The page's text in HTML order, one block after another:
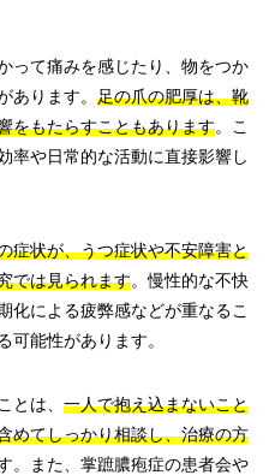
って痛みを感じたり、物をつか
あります。 足の爪の肥厚は、靴
をもたらすこともあります。こ
率や日常的な活動に直接影響し
症状が、うつ症状や不安障害と
では見られます。慢性的な不快
化による疲弊感などが重なるこ
可能性があります。
とは、 一人で抱え込まないこと
めてしっかり相談し、治療の方
。また、掌蹠膿疱症の患者会や